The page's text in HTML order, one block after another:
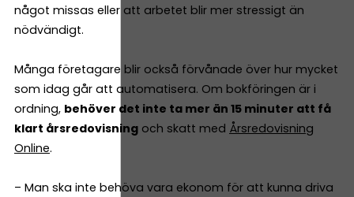
något missas eller att arbetet blir mer stressigt än
nödvändigt.
Många företagare blir också förvånade över hur mycket
som idag går att automatisera. Om bokföringen är i
ordning, behöver det inte ta mer än 15 minuter att få
klart årsredovisning och skatt med Årsredovisning
Online.
– Man ska inte behöva vara ekonom för att kunna driva